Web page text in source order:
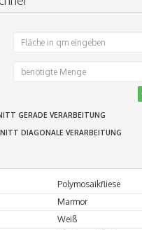
GERADE VERARBEITUNG
DIAGONALE VERARBEITUNG
Polymosaikfliese
Marmor
Weiß